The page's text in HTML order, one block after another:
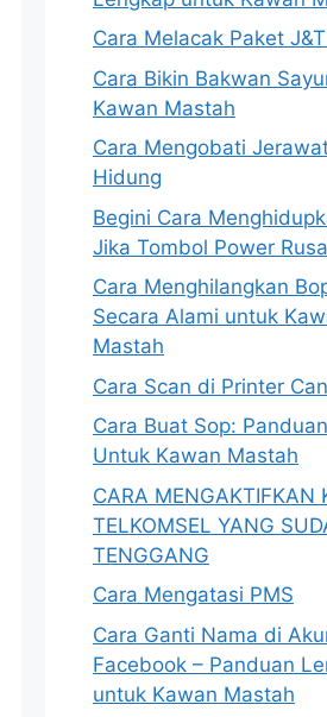
Cara Melacak Paket
Cara Bikin Bakwan
Kawan Mastah
Cara Mengobati
Hidung
Begini Cara
Jika Tombol Power
Cara Menghilangkan
Secara Alami untuk
Mastah
Cara Scan di Printer
Cara Buat Sop:
Untuk Kawan Mastah
CARA MENGAKTIFKAN
TELKOMSEL YANG
TENGGANG
Cara Mengatasi PMS
Cara Ganti Nama di
Facebook – Panduan
untuk Kawan Mastah